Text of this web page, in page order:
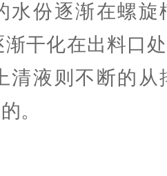
水份逐渐在螺旋
干化在出料口
清液则不断的从
。